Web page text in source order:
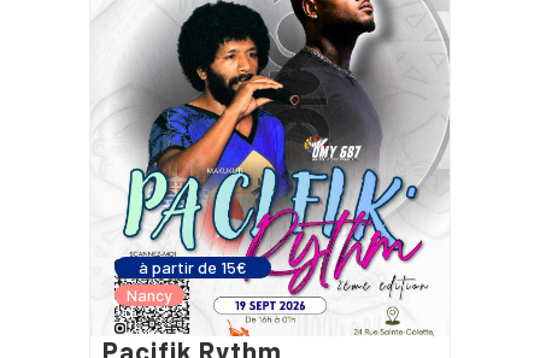
à partir de 15€
Nancy
Pacifik Rythm